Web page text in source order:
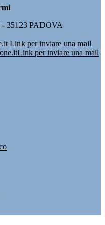
- 35123 PADOVA
Link per inviare una mail
Link per inviare una mail